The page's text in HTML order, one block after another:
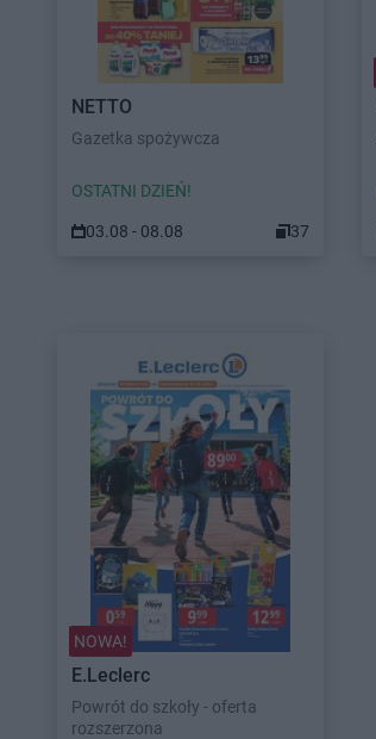
NETTO
Gazetka spożywcza
OSTATNI DZIEŃ!
03.08 - 08.08 37
NOWA!
E.Leclerc
Powrót do szkoły - oferta
rozszerzona